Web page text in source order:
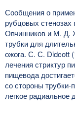
Сообщения о
рубцовых
Овчинников и М. Д.
трубки для
ожога. С. С. Didcott
лечения стриктур
пищевода
со стороны трубки-
легкое радиальное